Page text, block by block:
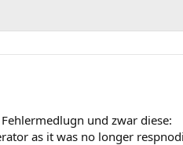
und zwar diese:
as it was no longer